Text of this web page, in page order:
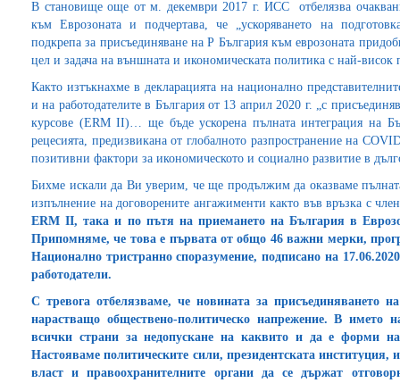
В становище още от м. декември 2017 г. ИСС отбелязва
към Еврозоната и подчертава, че „ускоряването на
подкрепа за присъединяване на Р България към еврозоната
цел и задача на външната и икономическата политика с най-висок
Както изтъкнахме в декларацията на национално
и на работодателите в България от 13 април 2020 г. „с
курсове (ERM ІІ)… ще бъде ускорена пълната интеграция на
рецесията, предизвикана от глобалното разпространение на
позитивни фактори за икономическото и социално развитие в
Бихме искали да Ви уверим, че ще продължим да оказваме
изпълнение на договорените ангажименти както във връзка с
ERM II, така и по пътя на приемането на България в
Припомняме, че това е първата от общо 46 важни мерки,
Национално тристранно споразумение, подписано на 17.
работодатели.
С тревога отбелязваме, че новината за
нарастващо обществено-политическо напрежение. В името
всички страни за недопускане на каквито и да е форми на
Настояваме политическите сили, президентската институция,
власт и правоохранителните органи да се държат